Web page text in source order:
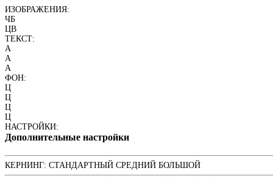
ИЗОБРАЖЕНИЯ:
ЧБ
ЦВ
ТЕКСТ:
A
A
A
ФОН:
Ц
Ц
Ц
Ц
НАСТРОЙКИ:
Дополнительные настройки
КЕРНИНГ: СТАНДАРТНЫЙ СРЕДНИЙ БОЛЬШОЙ